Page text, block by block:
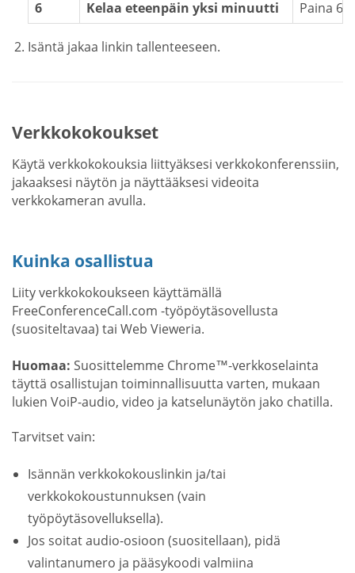
6 Kelaa eteenpäin yksi minuutti Paina 6
Isäntä jakaa linkin tallenteeseen.
Verkkokokoukset
Käytä verkkokokouksia liittyäksesi verkkokonferenssiin,
jakaaksesi näytön ja näyttääksesi videoita
verkkokameran avulla.
Kuinka osallistua
Liity verkkokokoukseen käyttämällä
FreeConferenceCall.com -työpöytäsovellusta
(suositeltavaa) tai Web Vieweria.
Huomaa: Suosittelemme Chrome™-verkkoselainta
täyttä osallistujan toiminnallisuutta varten, mukaan
lukien VoiP-audio, video ja katselunäytön jako chatilla.
Tarvitset vain:
Isännän verkkokokouslinkin ja/tai
verkkokokoustunnuksen (vain
työpöytäsovelluksella).
Jos soitat audio-osioon (suositellaan), pidä
valintanumero ja pääsykoodi valmiina